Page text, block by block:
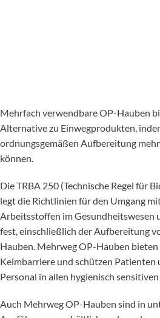
Mehrfach verwendbare OP-Hauben
Alternative zu Einwegprodukten,
ordnungsgemäßen Aufbereitung
können.
Die TRBA 250 (Technische Regel für
legt die Richtlinien für den Umgang
Arbeitsstoffen im Gesundheitswesen
fest, einschließlich der Aufbereitung
Hauben. Mehrweg OP-Hauben
Keimbarriere und schützen Patienten
Personal in allen hygienisch
Auch Mehrweg OP-Hauben sind in